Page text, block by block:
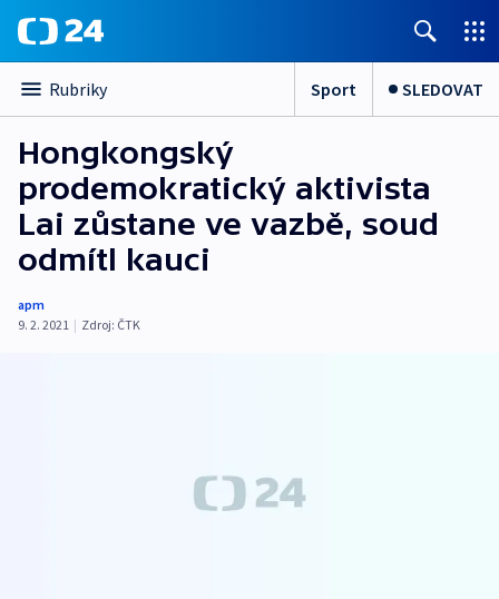
Rubriky Sport SLEDOVAT
Hongkongský
prodemokratický aktivista
Lai zůstane ve vazbě, soud
odmítl kauci
apm
9. 2. 2021 | Zdroj: ČTK